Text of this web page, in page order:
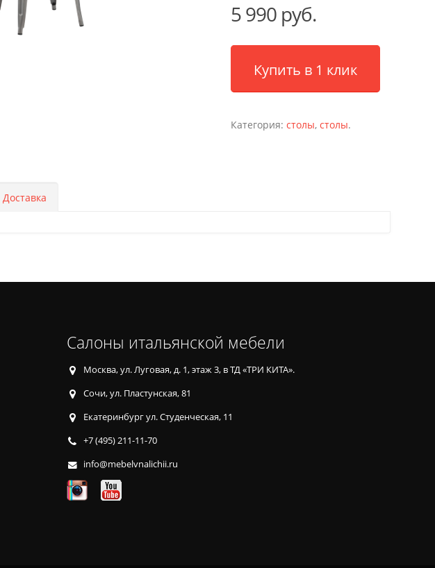
5 990 руб.
Купить в 1 клик
Категория: столы, столы.
Доставка
Салоны итальянской мебели
Москва, ул. Луговая, д. 1, этаж 3, в ТД «ТРИ КИТА».
Сочи, ул. Пластунская, 81
Екатеринбург ул. Студенческая, 11
+7 (495) 211-11-70
info@mebelvnalichii.ru